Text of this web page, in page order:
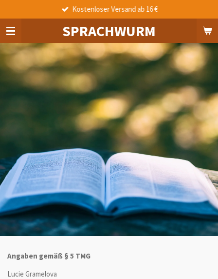
Hauptinhalt
springen
SPRACHWURM
Kostenloser Versand ab 16 €
Angaben gemäß § 5 TMG
Lucie Gramelova